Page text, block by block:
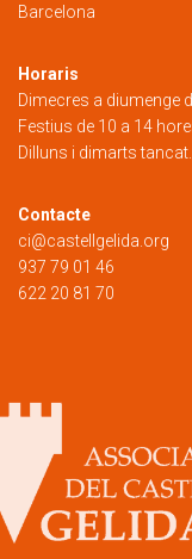
Barcelona
Horaris
Dimecres a diumenge
Festius de 10 a 14
Dilluns i dimarts tancat.
Contacte
ci@castellgelida.org
937 79 01 46
622 20 81 70